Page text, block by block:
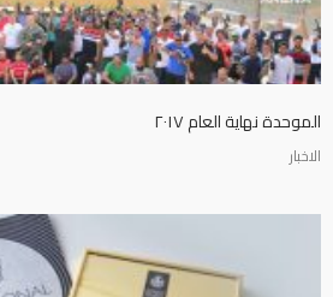
الموحدة نهاية العام ٢٠١٧
الاخبار